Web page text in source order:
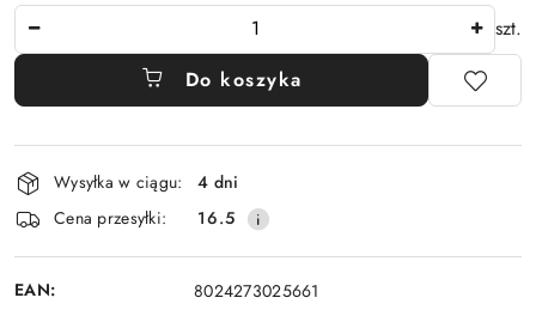
szt.
Do koszyka
Dostępność
i
dostawa
Wysyłka w ciągu:
4 dni
Cena przesyłki:
16.5
EAN: 8024273025661